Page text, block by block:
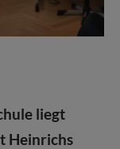
liegt
Heinrichs